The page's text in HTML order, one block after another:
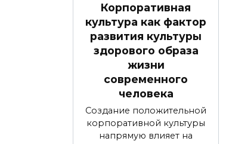
Корпоративная
культура как фактор
развития культуры
здорового образа
жизни
современного
человека
Создание положительной
корпоративной культуры
напрямую влияет на